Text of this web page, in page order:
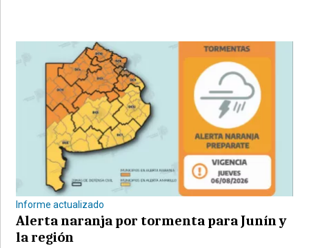
Informe actualizado
Alerta naranja por tormenta para Junín y
la región